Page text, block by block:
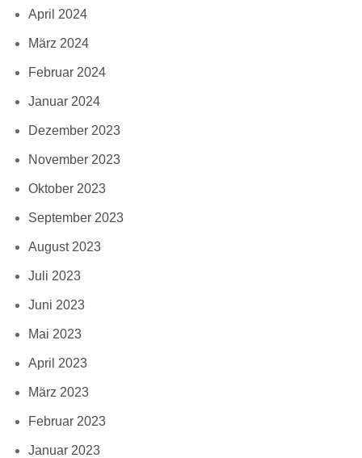
April 2024
März 2024
Februar 2024
Januar 2024
Dezember 2023
November 2023
Oktober 2023
September 2023
August 2023
Juli 2023
Juni 2023
Mai 2023
April 2023
März 2023
Februar 2023
Januar 2023